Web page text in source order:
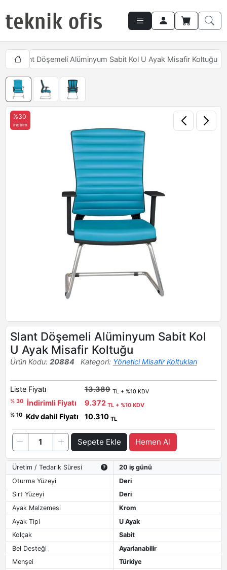
Slant Döşemeli Alüminyum Sabit Kol U Ayak Misafir Koltuğu
%30
indirim
Slant Döşemeli Alüminyum Sabit Kol
U Ayak Misafir Koltuğu
Ürün Kodu: 20884 Kategori: Yönetici Misafir Koltukları
Liste Fiyatı 13.389 TL + %10 KDV
% 30
İndirimli Fiyatı 9.372 TL + %10 KDV
% 10
Kdv dahil Fiyatı 10.310 TL
Sepete Ekle Hemen Al
Üretim / Tedarik Süresi
20 iş günü
Oturma Yüzeyi
Deri
Sırt Yüzeyi
Deri
Ayak Malzemesi
Krom
Ayak Tipi
U Ayak
Kolçak
Sabit
Bel Desteği
Ayarlanabilir
Menşei
Türkiye